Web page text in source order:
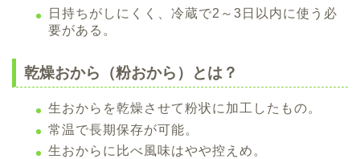
日持ちがしにくく、冷蔵で2～3日以内に使う必
要がある。
乾燥おから（粉おから）とは？
生おからを乾燥させて粉状に加工したもの。
常温で長期保存が可能。
生おからに比べ風味はやや控えめ。